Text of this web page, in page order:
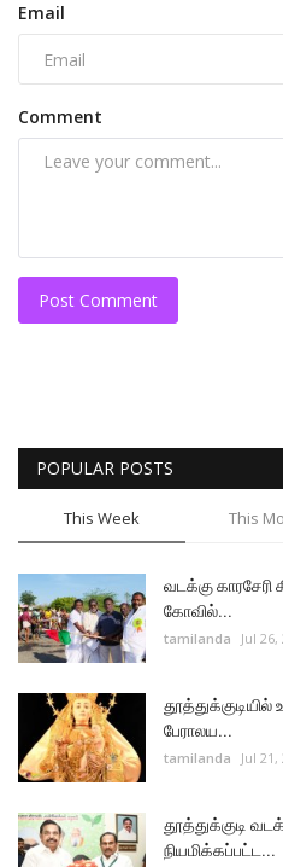
Email
Comment
Post Comment
POPULAR POSTS
This Week This
வடக்கு காரசேரி
கோவில்...
tamilanda Jul 26,
பேராலய...
tamilanda Jul 21,
தூத்துக்குடி
நியமிக்கப்பட்ட...